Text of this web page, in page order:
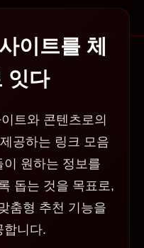
이트를 체
잇다
트와 콘텐츠로의
공하는 링크 모음
원하는 정보를
돕는 것을 목표로,
춤형 추천 기능을
합니다.